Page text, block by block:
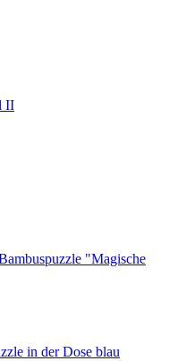
II
"Magische
in der Dose blau